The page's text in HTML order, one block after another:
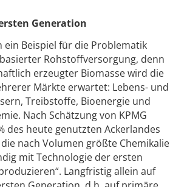
Generation
ein Beispiel für die Problematik
Rohstoffversorgung, denn
erzeugter Biomasse wird die
Märkte erwartet: Lebens- und
Treibstoffe, Bioenergie und
Nach Schätzung von KPMG
des heute genutzten Ackerlandes
nach Volumen größte Chemikalie
mit Technologie der ersten
Langfristig allein auf